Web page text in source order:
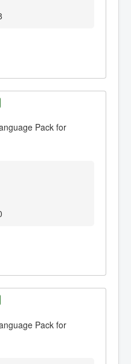
Pack for
Pack for